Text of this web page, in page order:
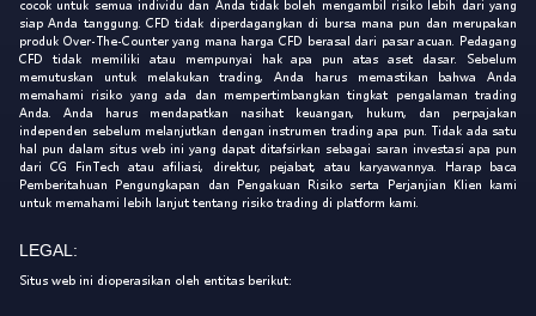
cocok untuk semua individu dan Anda tidak boleh mengambil risiko lebih dari yang
siap Anda tanggung. CFD tidak diperdagangkan di bursa mana pun dan merupakan
produk Over-The-Counter yang mana harga CFD berasal dari pasar acuan. Pedagang
CFD tidak memiliki atau mempunyai hak apa pun atas aset dasar. Sebelum
memutuskan untuk melakukan trading, Anda harus memastikan bahwa Anda
memahami risiko yang ada dan mempertimbangkan tingkat pengalaman trading
Anda. Anda harus mendapatkan nasihat keuangan, hukum, dan perpajakan
independen sebelum melanjutkan dengan instrumen trading apa pun. Tidak ada satu
hal pun dalam situs web ini yang dapat ditafsirkan sebagai saran investasi apa pun
dari CG FinTech atau afiliasi, direktur, pejabat, atau karyawannya. Harap baca
Pemberitahuan Pengungkapan dan Pengakuan Risiko serta Perjanjian Klien kami
untuk memahami lebih lanjut tentang risiko trading di platform kami.
LEGAL:
Situs web ini dioperasikan oleh entitas berikut: